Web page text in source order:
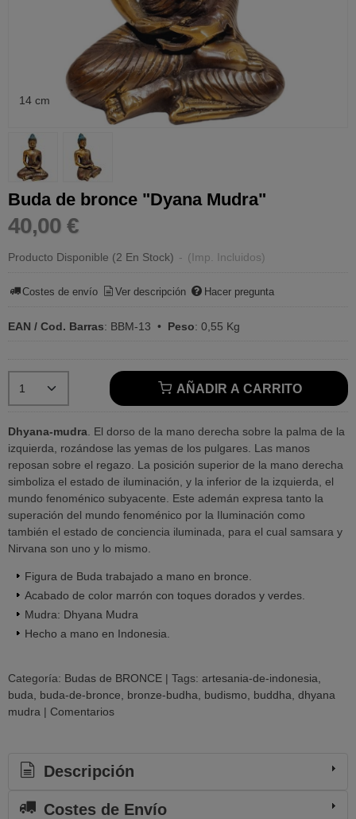
14 cm
Buda de bronce "Dyana Mudra"
40,00 €
Producto Disponible (2 En Stock) - (Imp. Incluidos)
Costes de envío Ver descripción Hacer pregunta
EAN / Cod. Barras: BBM-13 • Peso: 0,55 Kg
AÑADIR A CARRITO
Dhyana-mudra . El dorso de la mano derecha sobre la palma de la
izquierda, rozándose las yemas de los pulgares. Las manos
reposan sobre el regazo. La posición superior de la mano derecha
simboliza el estado de iluminación, y la inferior de la izquierda, el
mundo fenoménico subyacente. Este ademán expresa tanto la
superación del mundo fenoménico por la Iluminación como
también el estado de conciencia iluminada, para el cual samsara y
Nirvana son uno y lo mismo.
Figura de Buda trabajado a mano en bronce.
Acabado de color marrón con toques dorados y verdes.
Mudra: Dhyana Mudra
Hecho a mano en Indonesia.
Categoría: Budas de BRONCE | Tags: artesania-de-indonesia
buda
buda-de-bronce bronze-budha budismo buddha dhyana
mudra | Comentarios
Descripción
Costes de Envío